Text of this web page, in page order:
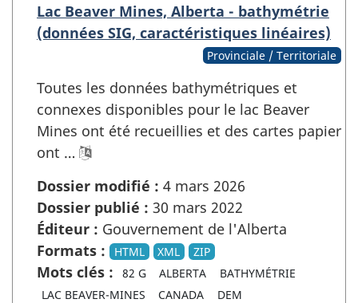
Lac Beaver Mines, Alberta - bathymétrie
(données SIG, caractéristiques linéaires)
Provinciale / Territoriale
Toutes les données bathymétriques et
connexes disponibles pour le lac Beaver
Mines ont été recueillies et des cartes papier
ont …
Dossier modifié : 4 mars 2026
Dossier publié : 30 mars 2022
Éditeur : Gouvernement de l'Alberta
Formats :
HTML XML ZIP
Mots clés : 82 G ALBERTA
BATHYMÉTRIE
LAC BEAVER-MINES
CANADA
DEM